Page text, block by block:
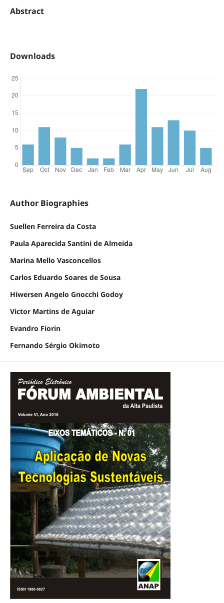
Abstract
Downloads
Author Biographies
Suellen Ferreira da Costa
Paula Aparecida Santini de Almeida
Marina Mello Vasconcellos
Carlos Eduardo Soares de Sousa
Hiwersen Angelo Gnocchi Godoy
Victor Martins de Aguiar
Evandro Fiorin
Fernando Sérgio Okimoto